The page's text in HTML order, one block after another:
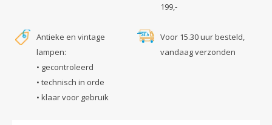
199,-
Antieke en vintage
lampen:
• gecontroleerd
• technisch in orde
• klaar voor gebruik
Voor 15.30 uur besteld,
vandaag verzonden